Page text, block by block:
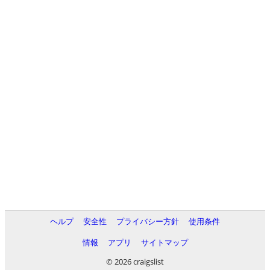
ヘルプ 安全性 プライバシー方針
使用条件
情報
アプリ
サイトマップ
© 2026 craigslist